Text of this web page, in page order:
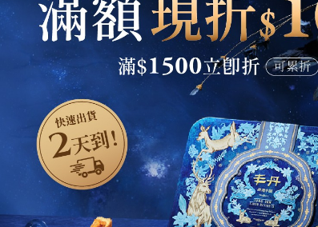
全新亮相 綜合口味 一口鳳梨酥新上市🍍
1